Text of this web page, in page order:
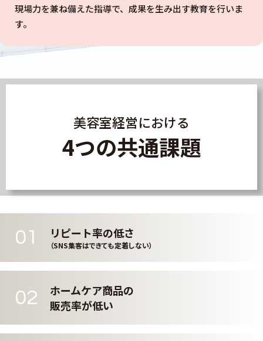
現場力を兼ね備えた指導で、成果を生み出す教育を行いま
す。
美容室経営における
4つの共通課題
01 リピート率の低さ
（SNS集客はできても定着しない）
02
ホームケア商品の
販売率が低い